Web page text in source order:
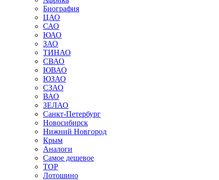
Биография
ЦАО
САО
ЮАО
ЗАО
ТИНАО
СВАО
ЮВАО
ЮЗАО
СЗАО
ВАО
ЗЕЛАО
Санкт-Петербург
Новосибирск
Нижний Новгород
Крым
Аналоги
Самое дешевое
TOP
Лотошино